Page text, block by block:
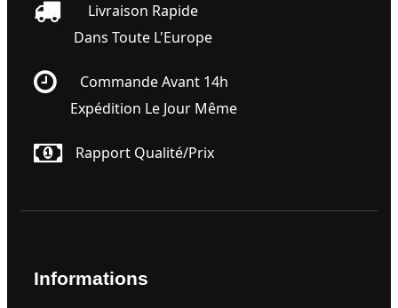
Livraison Rapide
Dans Toute L'Europe
Commande Avant 14h
Expédition Le Jour Même
Rapport Qualité/prix
Informations